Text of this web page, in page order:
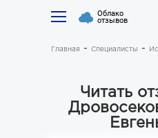
Облако
отзывов
Главная Специалисты
Читать